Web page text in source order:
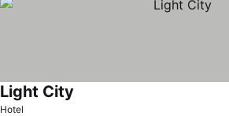
Hotel
Light City